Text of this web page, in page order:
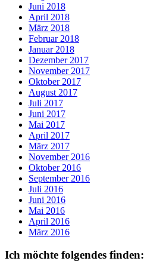
Juni 2018
April 2018
März 2018
Februar 2018
Januar 2018
Dezember 2017
November 2017
Oktober 2017
August 2017
Juli 2017
Juni 2017
Mai 2017
April 2017
März 2017
November 2016
Oktober 2016
September 2016
Juli 2016
Juni 2016
Mai 2016
April 2016
März 2016
Ich möchte folgendes finden: